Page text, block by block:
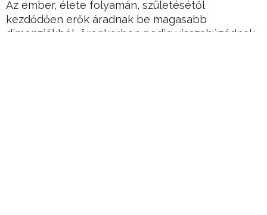
Az ember, élete folyamán, születésétől
kezdődően erők áradnak be magasabb
dimenziókból, öregkorban pedig visszahúzódnak